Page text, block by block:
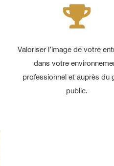
Valoriser l’image de votre
dans votre
professionnel et auprès du
public.